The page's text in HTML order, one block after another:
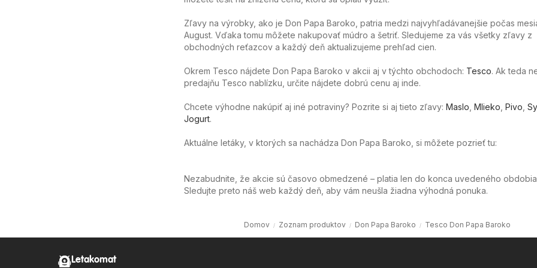
Zľavy na výrobky, ako je Don Papa Baroko, patria medzi najvyhľadávanejšie počas
August. Vďaka tomu môžete nakupovať múdro a šetriť. Sledujeme za vás všetky zľavy z
obchodných reťazcov a každý deň aktualizujeme prehľad cien.
Okrem Tesco nájdete Don Papa Baroko v akcii aj v týchto obchodoch: Tesco. Ak teda
predajňu Tesco nablízku, určite nájdete dobrú cenu aj inde.
Chcete výhodne nakúpiť aj iné potraviny? Pozrite si aj tieto zľavy: Maslo Mlieko Pivo
Jogurt.
Aktuálne letáky, v ktorých sa nachádza Don Papa Baroko, si môžete pozrieť tu:
Nezabudnite, že akcie sú časovo obmedzené – platia len do konca uvedeného
Sledujte preto náš web každý deň, aby vám neušla žiadna výhodná ponuka.
Domov Zoznam produktov Don Papa Baroko Tesco Don Papa Baroko
Letakomat